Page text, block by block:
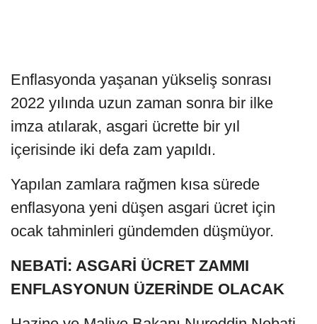
Enflasyonda yaşanan yükseliş sonrası
2022 yılında uzun zaman sonra bir ilke
imza atılarak, asgari ücrette bir yıl
içerisinde iki defa zam yapıldı.
Yapılan zamlara rağmen kısa sürede
enflasyona yeni düşen asgari ücret için
ocak tahminleri gündemden düşmüyor.
NEBATİ: ASGARİ ÜCRET ZAMMI
ENFLASYONUN ÜZERİNDE OLACAK